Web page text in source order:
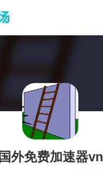
国外免费加速器vn